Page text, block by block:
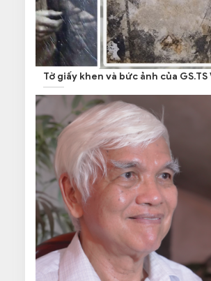
Tờ giấy khen và bức ảnh của GS.TS